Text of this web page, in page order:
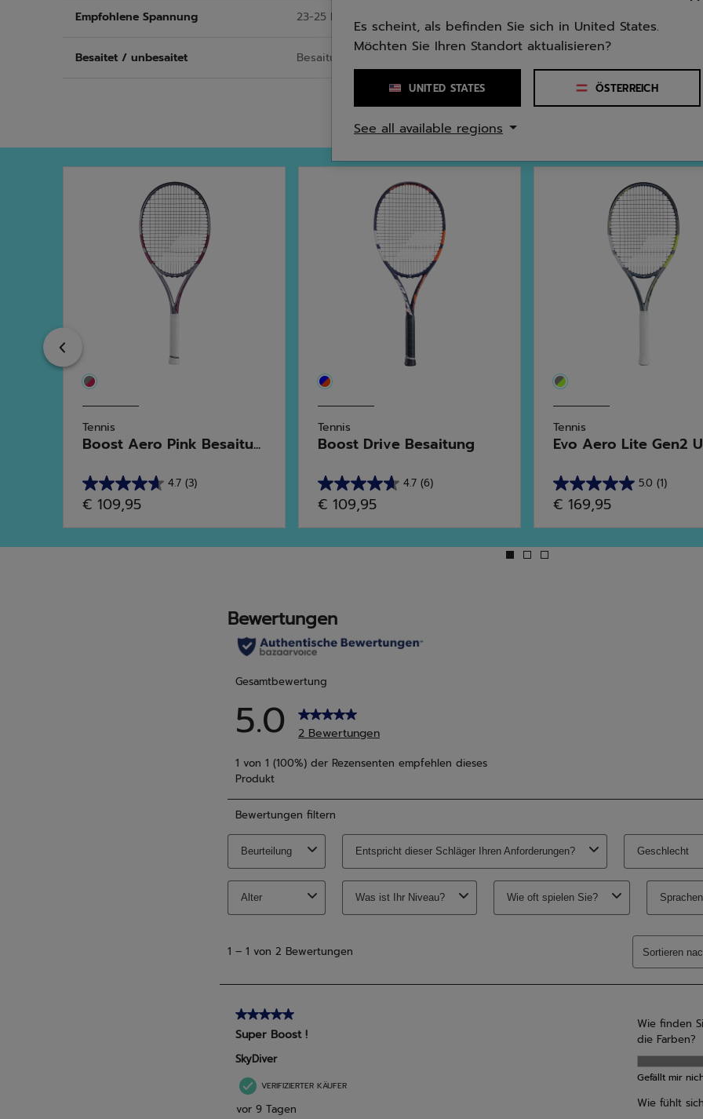
Empfohlene Spannung 23-25 kg
Besaitet / unbesaitet Besaitung
Tennis
Boost Aero Pink Besaitu...
4.7 (3)
4.7
von
5
Sternen.
€ 109,95
Tennis
Boost Drive Besaitung
4.7 (6)
4.7
von
5
Sternen.
€ 109,95
Tennis
Evo Aero Lite Gen2
5.0 (1)
5.0
von
5
Sternen.
€ 169,95
Es scheint, als befinden Sie sich in United States.
Möchten Sie Ihren Standort aktualisieren?
UNITED STATES ÖSTERREICH
See all available regions